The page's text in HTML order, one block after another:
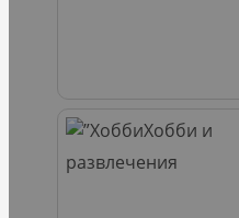
Хобби и
развлечения